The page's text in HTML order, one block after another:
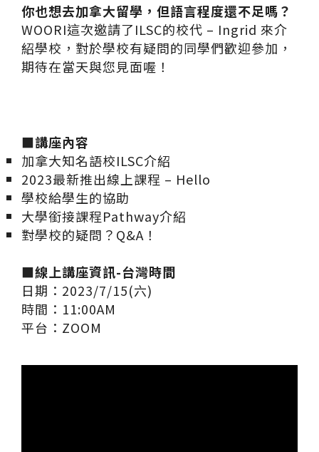
你也想去加拿大留學，但語言程度還不足嗎？
WOORI這次邀請了ILSC的校代 – Ingrid 來介
紹學校，對於學校有疑問的同學們歡迎參加，
期待在當天與您見面喔！
■講座內容
加拿大知名語校ILSC介紹
2023最新推出線上課程 – Hello
學校給學生的協助
大學銜接課程Pathway介紹
對學校的疑問？Q&A！
■線上講座資訊-台灣時間
日期：2023/7/15(六)
時間：11:00AM
平台：ZOOM